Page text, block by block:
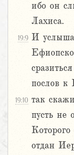
ибо он
Лахиса.
19:9 И
послов к
19:10 так
пусть не
Которого
отдан